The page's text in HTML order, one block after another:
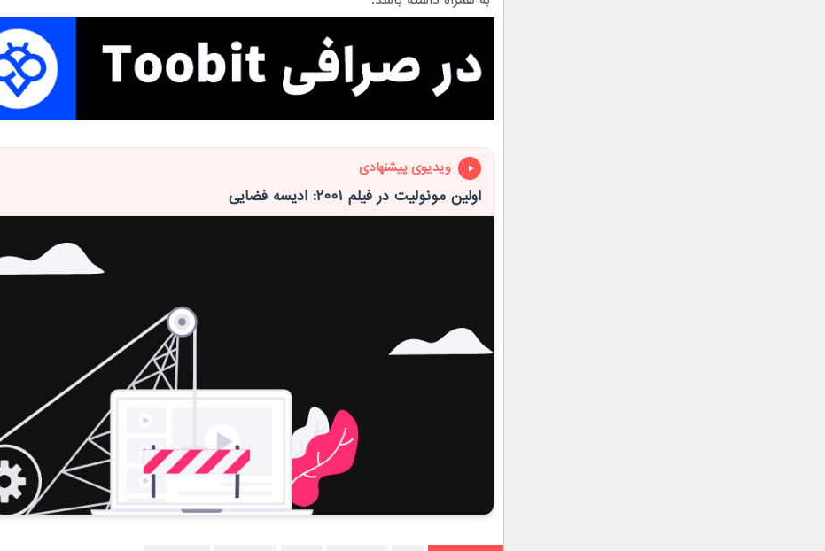
ویدیوی پیشنهادی
اولین مونولیت در فیلم ۲۰۰۱: ادیسه فضایی